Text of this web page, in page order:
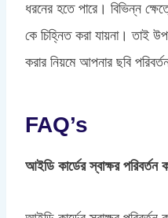
ধরনের হতে পারে। বিভিন্ন
কে চিহ্নিত করা যায়না। তাই
করার নিয়মে আপনার ছবি
FAQ’s
আইডি কার্ডের স্বাক্ষর পরিবর্তন